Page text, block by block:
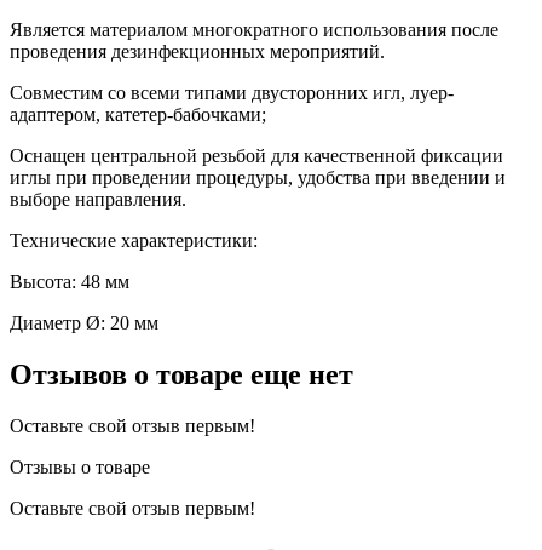
Является материалом многократного использования после
проведения дезинфекционных мероприятий.
Совместим со всеми типами двусторонних игл, луер-
адаптером, катетер-бабочками;
Оснащен центральной резьбой для качественной фиксации
иглы при проведении процедуры, удобства при введении и
выборе направления.
Технические характеристики:
Высота: 48 мм
Диаметр Ø: 20 мм
Отзывов о товаре еще нет
Оставьте свой отзыв первым!
Отзывы о товаре
Оставьте свой отзыв первым!